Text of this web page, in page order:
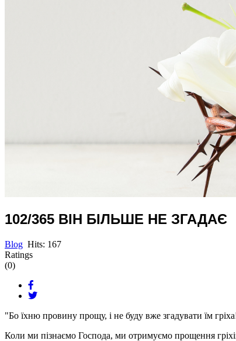
102/365 ВІН БІЛЬШЕ НЕ ЗГАДАЄ
Blog Hits: 167
Ratings
(0)
"Бо їхню провину прощу, і не буду вже згадувати їм
Коли ми пізнаємо Господа, ми отримуємо прощення